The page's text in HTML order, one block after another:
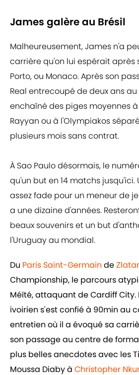
James galère au Brésil
Malheureusement, James n'a
carrière qu'on lui espérait après
Porto, ou Monaco. Après son
Real entrecoupé de deux ans au
enchaîné des piges moyennes à
Rayyan ou à l'Olympiakos
plusieurs mois sans contrat.
À Sao Paulo désormais, le
qu'un but en 14 matchs
assez fade pour un meneur de
a une dizaine d'années.
beaux souvenirs et un but
l'Uruguay au mondial.
Du Paris Saint-Germain de
Championship, le parcours
Méïté, attaquant de Cardiff City.
ivoirien s'est confié à 90min au
entretien où il a évoqué sa
son passage au centre de
plus belles anecdotes avec les
Moussa Diaby à Christopher